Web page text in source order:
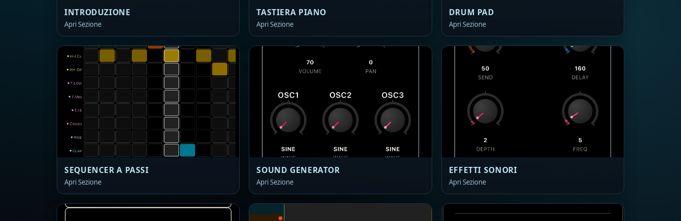
INTRODUZIONE
Apri Sezione
TASTIERA PIANO
Apri Sezione
DRUM PAD
Apri Sezione
SEQUENCER A PASSI
Apri Sezione
SOUND GENERATOR
Apri Sezione
EFFETTI SONORI
Apri Sezione